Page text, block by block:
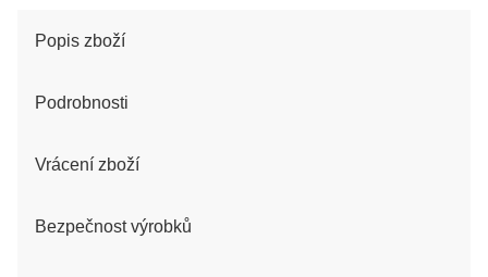
Popis zboží
Podrobnosti
Vrácení zboží
Bezpečnost výrobků